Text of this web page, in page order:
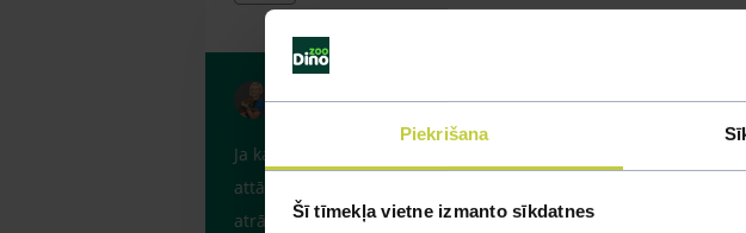
Piekrišana
Šī tīmekļa vietne izmanto sīkdatnes
Atbild Veterinārārsts, Veterinārārsts
Ja kaķim būtu ēstgriba un vēdera izeja arī normā, tad teiktu,
attārpot, un kaķa uzvedība atgrieztos normā. Bet Jūsu
atrādīt veterinārārstam klātienē.